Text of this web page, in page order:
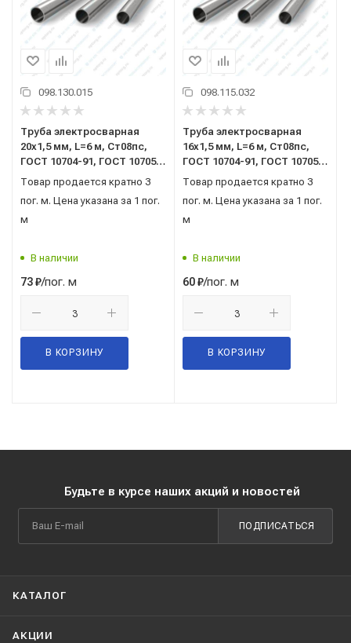
098.130.015
Труба электросварная
20x1,5 мм, L=6 м, Ст08пс,
ГОСТ 10704-91, ГОСТ 10705-
80, (теор. вес)
Товар продается кратно 3
пог. м. Цена указана за 1 пог.
м
В наличии
73₽/пог. м
В КОРЗИНУ
098.115.032
Труба электросварная
16x1,5 мм, L=6 м, Ст08пс,
ГОСТ 10704-91, ГОСТ 10705-
80, группа В, (теор. вес)
Товар продается кратно 3
пог. м. Цена указана за 1 пог.
м
В наличии
60₽/пог. м
В КОРЗИНУ
Будьте в курсе наших акций и новостей
ПОДПИСАТЬСЯ
КАТАЛОГ
АКЦИИ